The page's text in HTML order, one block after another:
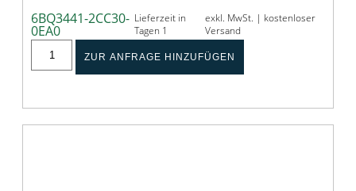
6BQ3441-2CC30-
0EA0
Lieferzeit in
Tagen 1
exkl. MwSt. | kostenloser
Versand
ZUR ANFRAGE HINZUFÜGEN